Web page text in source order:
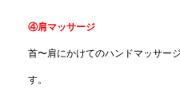
④肩マッサージ
首〜肩にかけてのハンドマッサー
す。